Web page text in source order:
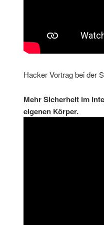
Hacker Vortrag bei der
Mehr Sicherheit im
eigenen Körper.